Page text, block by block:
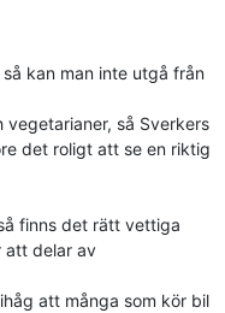
kan man inte utgå från
så Sverkers
det roligt att se en riktig
finns det rätt vettiga
att delar av
att många som kör bil